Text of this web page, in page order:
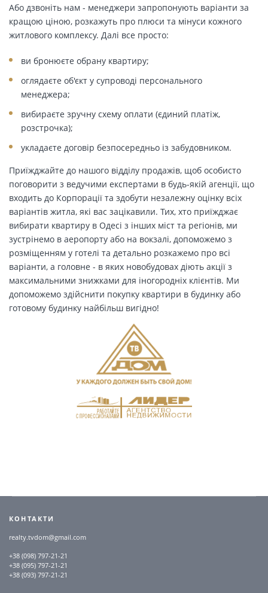
Або дзвоніть нам - менеджери запропонують варіанти за
кращою ціною, розкажуть про плюси та мінуси кожного
житлового комплексу. Далі все просто:
ви бронюєте обрану квартиру;
оглядаєте об'єкт у супроводі персонального
менеджера;
вибираєте зручну схему оплати (єдиний платіж,
розстрочка);
укладаєте договір безпосередньо із забудовником.
Приїжджайте до нашого відділу продажів, щоб особисто
поговорити з ведучими експертами в будь-якій агенції, що
входить до Корпорації та здобути незалежну оцінку всіх
варіантів житла, які вас зацікавили. Тих, хто приїжджає
вибирати квартиру в Одесі з інших міст та регіонів, ми
зустрінемо в аеропорту або на вокзалі, допоможемо з
розміщенням у готелі та детально розкажемо про всі
варіанти, а головне - в яких новобудовах діють акції з
максимальними знижками для іногородніх клієнтів. Ми
допоможемо здійснити покупку квартири в будинку або
готовому будинку найбільш вигідно!
КОНТАКТИ
realty.tvdom@gmail.com
+38 (098) 797-21-21
+38 (095) 797-21-21
+38 (093) 797-21-21